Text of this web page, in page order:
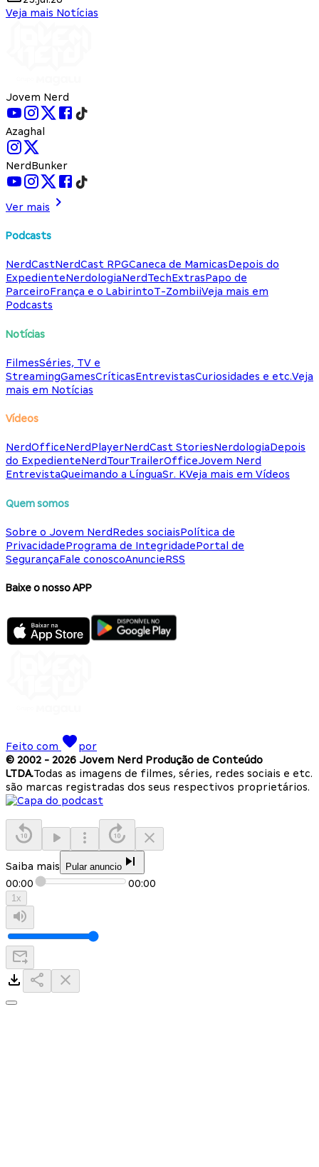
Veja mais Notícias
Jovem Nerd
Azaghal
NerdBunker
Ver mais
Podcasts
NerdCastNerdCast RPGCaneca de MamicasDepois do
ExpedienteNerdologiaNerdTechExtrasPapo de
ParceiroFrança e o LabirintoT-ZombiiVeja mais em
Podcasts
Notícias
FilmesSéries, TV e
StreamingGamesCríticasEntrevistasCuriosidades e etc.Veja
mais em Notícias
Vídeos
NerdOfficeNerdPlayerNerdCast StoriesNerdologiaDepois
do ExpedienteNerdTourTrailerOfficeJovem Nerd
EntrevistaQueimando a LínguaSr. KVeja mais em Vídeos
Quem somos
Sobre o Jovem NerdRedes sociaisPolítica de
PrivacidadePrograma de IntegridadePortal de
SegurançaFale conoscoAnuncieRSS
Baixe o nosso APP
Feito com
por
© 2002 - 2026 Jovem Nerd Produção de Conteúdo
LTDA.Todas as imagens de filmes, séries, redes sociais e etc.
são marcas registradas dos seus respectivos proprietários.
Saiba mais Pular anuncio
00:00 00:00
1x